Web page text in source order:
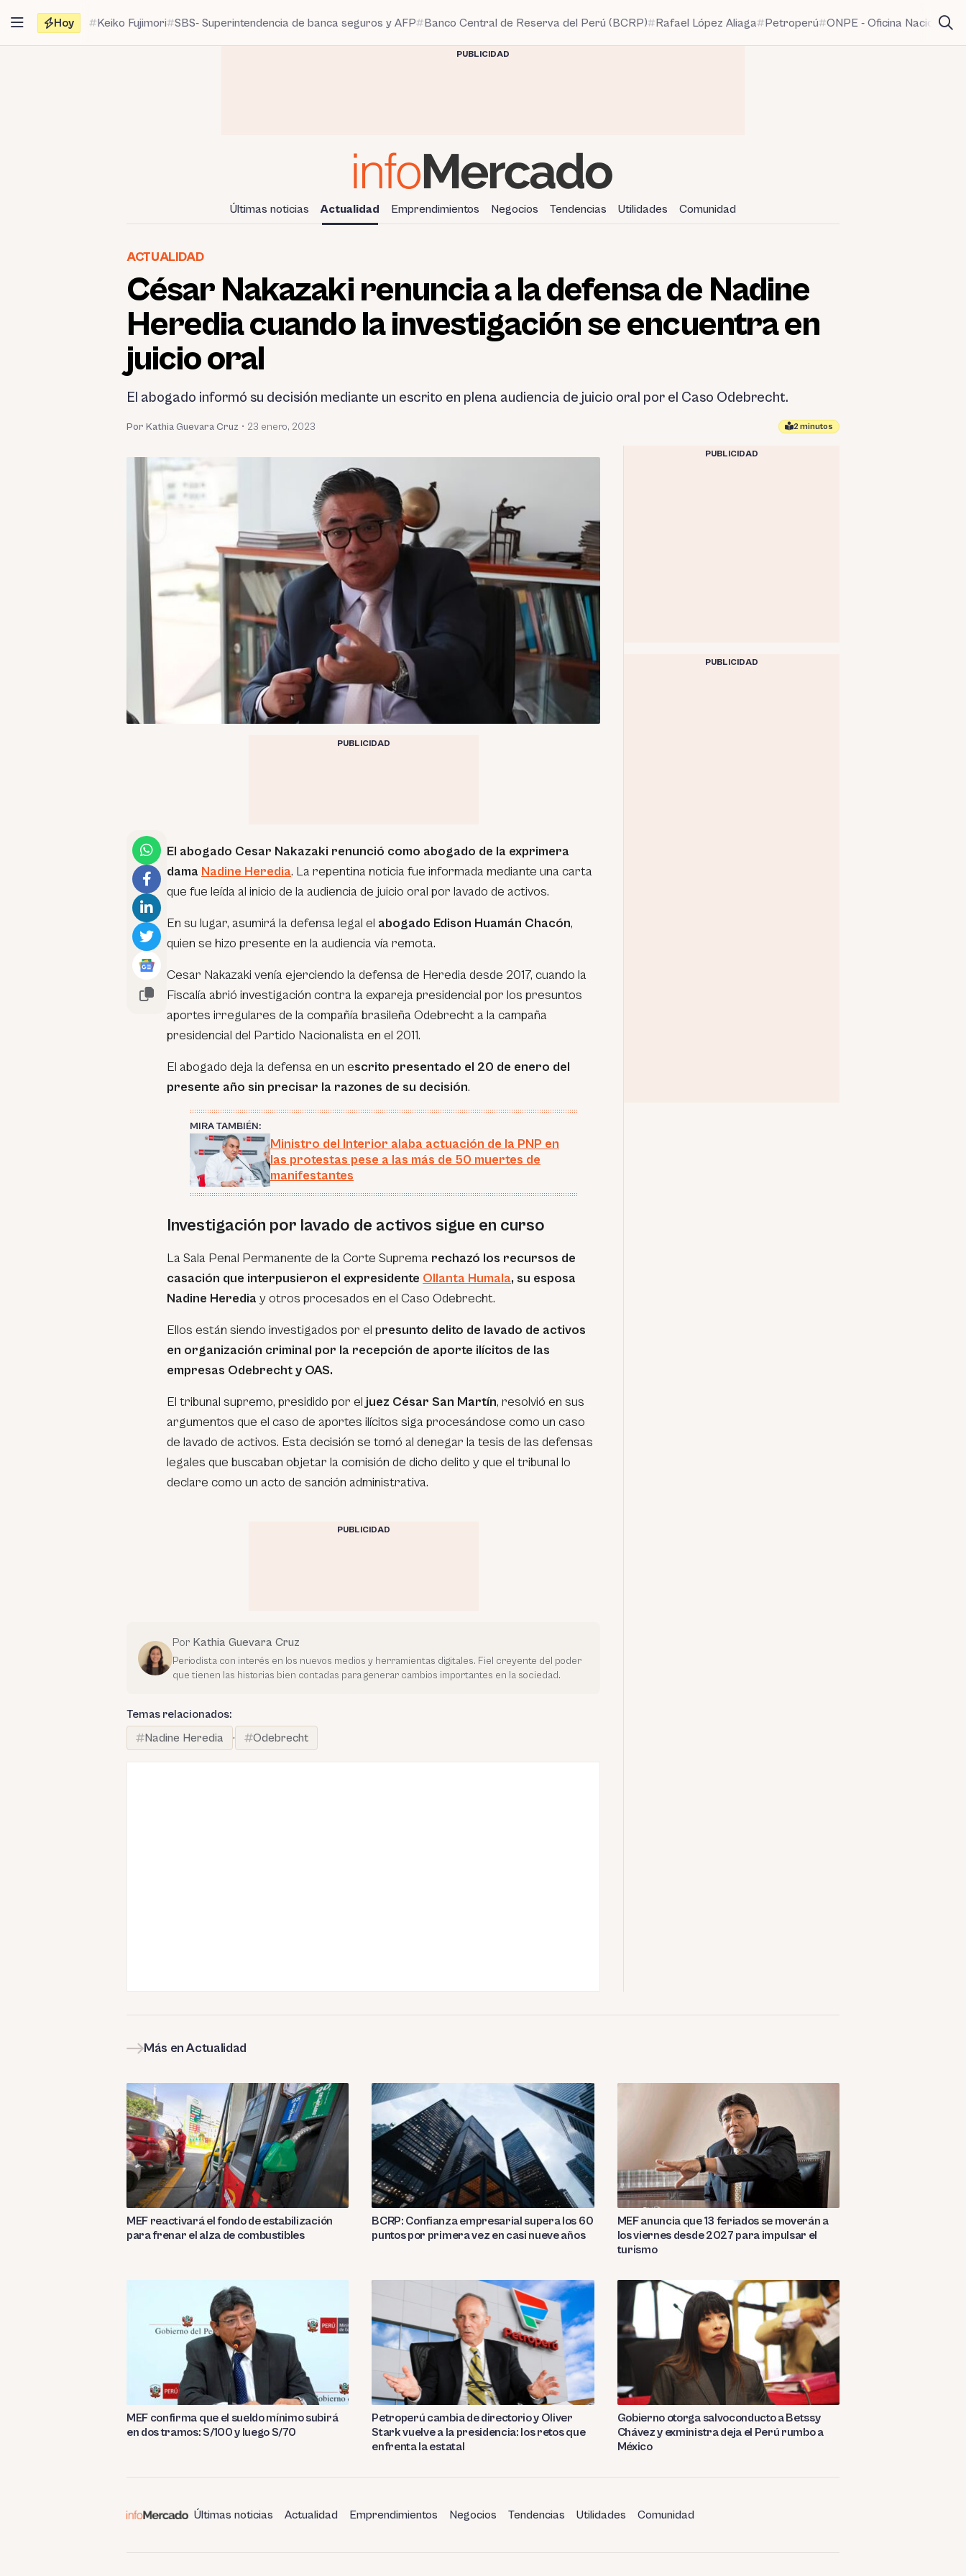
contenido
Hoy Keiko Fujimori SBS- Superintendencia de banca seguros y AFP Banco Central de Reserva del Perú (BCRP) Rafael López Aliaga Petroperú ONPE - Oficina Nacional
PUBLICIDAD
Últimas noticias Actualidad Emprendimientos Negocios Tendencias Utilidades Comunidad
ACTUALIDAD
César Nakazaki renuncia a la defensa de Nadine
Heredia cuando la investigación se encuentra en
juicio oral
El abogado informó su decisión mediante un escrito en plena audiencia de juicio oral por el Caso Odebrecht.
Por Kathia Guevara Cruz • 23 enero, 2023 2 minutos
PUBLICIDAD
El abogado Cesar Nakazaki renunció como abogado de la exprimera
dama Nadine Heredia. La repentina noticia fue informada mediante una carta
que fue leída al inicio de la audiencia de juicio oral por lavado de activos.
En su lugar, asumirá la defensa legal el abogado Edison Huamán Chacón,
quien se hizo presente en la audiencia vía remota.
Cesar Nakazaki venía ejerciendo la defensa de Heredia desde 2017, cuando la
Fiscalía abrió investigación contra la expareja presidencial por los presuntos
aportes irregulares de la compañía brasileña Odebrecht a la campaña
presidencial del Partido Nacionalista en el 2011.
El abogado deja la defensa en un escrito presentado el 20 de enero del
presente año sin precisar la razones de su decisión.
MIRA TAMBIÉN:
Ministro del Interior alaba actuación de la PNP en
las protestas pese a las más de 50 muertes de
manifestantes
Investigación por lavado de activos sigue en curso
La Sala Penal Permanente de la Corte Suprema rechazó los recursos de
casación que interpusieron el expresidente Ollanta Humala, su esposa
Nadine Heredia y otros procesados en el Caso Odebrecht.
Ellos están siendo investigados por el presunto delito de lavado de activos
en organización criminal por la recepción de aporte ilícitos de las
empresas Odebrecht y OAS.
El tribunal supremo, presidido por eljuez César San Martín, resolvió en sus
argumentos que el caso de aportes ilícitos siga procesándose como un caso
de lavado de activos. Esta decisión se tomó al denegar la tesis de las defensas
legales que buscaban objetar la comisión de dicho delito y que el tribunal lo
declare como un acto de sanción administrativa.
PUBLICIDAD
Por Kathia Guevara Cruz
Periodista con interés en los nuevos medios y herramientas digitales. Fiel creyente del poder
que tienen las historias bien contadas para generar cambios importantes en la sociedad.
Temas relacionados:
Nadine Heredia
· Odebrecht
PUBLICIDAD
PUBLICIDAD
Más en Actualidad
MEF reactivará el fondo de estabilización
para frenar el alza de combustibles
BCRP: Confianza empresarial supera los 60
puntos por primera vez en casi nueve años
MEF anuncia que 13 feriados se moverán a
los viernes desde 2027 para impulsar el
turismo
MEF confirma que el sueldo mínimo subirá
en dos tramos: S/100 y luego S/70
Petroperú cambia de directorio y Oliver
Stark vuelve a la presidencia: los retos que
enfrenta la estatal
Gobierno otorga salvoconducto a Betssy
Chávez y exministra deja el Perú rumbo a
México
Últimas noticias Actualidad Emprendimientos Negocios Tendencias Utilidades Comunidad